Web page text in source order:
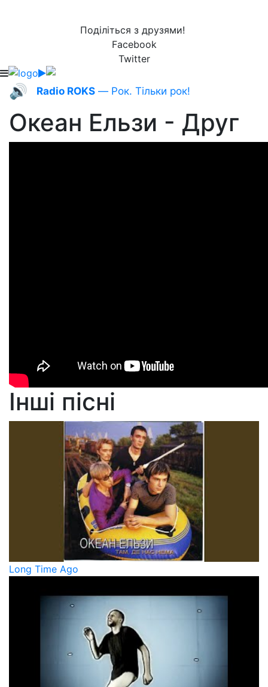
Поділіться з друзями!
Facebook
Twitter
🔊 Radio ROKS — Рок. Тільки рок!
Океан Ельзи - Друг
Інші пісні
Long Time Ago